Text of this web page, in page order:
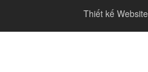
Thiết kế Website